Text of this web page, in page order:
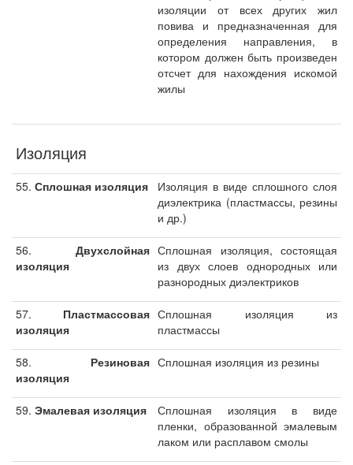
изоляции от всех других жил
повива и предназначенная для
определения направления, в
котором должен быть произведен
отсчет для нахождения искомой
жилы
Изоляция
55. Сплошная изоляция
Изоляция в виде сплошного слоя
диэлектрика (пластмассы, резины
и др.)
56. Двухслойная
изоляция
Сплошная изоляция, состоящая
из двух слоев однородных или
разнородных диэлектриков
57. Пластмассовая
изоляция
Сплошная изоляция из
пластмассы
58. Резиновая
изоляция
Сплошная изоляция из резины
59. Эмалевая изоляция
Сплошная изоляция в виде
пленки, образованной эмалевым
лаком или расплавом смолы